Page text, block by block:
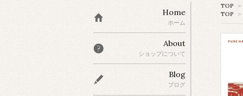
TOP >
TOP
>
Home
ホーム
About
ショップについて
Blog
ブログ